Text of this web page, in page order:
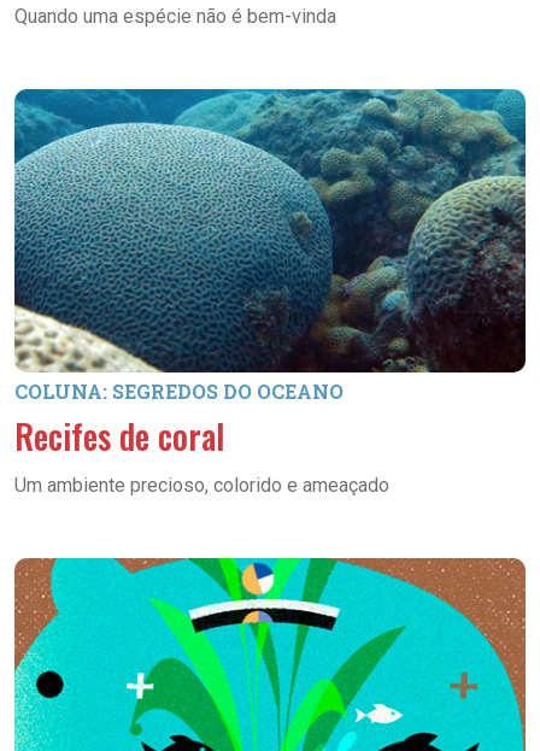
Quando uma espécie não é bem-vinda
COLUNA: SEGREDOS DO OCEANO
Recifes de coral
Um ambiente precioso, colorido e ameaçado